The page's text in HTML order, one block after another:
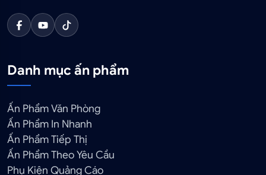
Danh mục ấn phẩm
Ấn Phẩm Văn Phòng
Ấn Phẩm In Nhanh
Ấn Phẩm Tiếp Thị
Ấn Phẩm Theo Yêu Cầu
Phụ Kiện Quảng Cáo